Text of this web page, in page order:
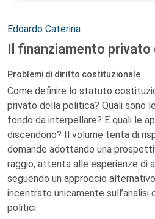
Autori:
Edoardo Caterina
Il finanziamento privato
Problemi di diritto costituzionale
Come definire lo statuto
privato della politica? Quali sono
fondo da interpellare? E quali le
discendono? Il volume tenta di
domande adottando una
raggio, attenta alle esperienze di
seguendo un approccio
incentrato unicamente
politici.